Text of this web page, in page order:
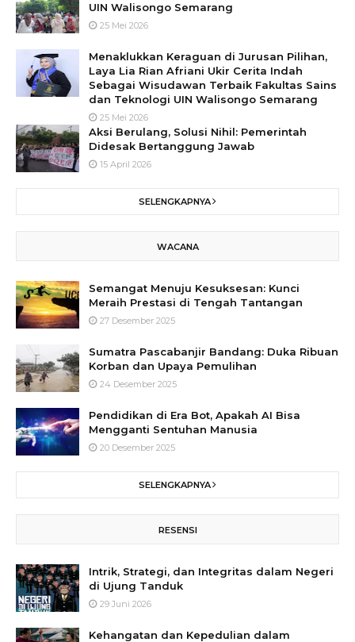
UIN Walisongo Semarang
25 Mei 2026
Menaklukkan Keraguan di Jurusan Pilihan,
Laya Lia Rian Afriani Ukir Cerita Indah
Sebagai Wisudawan Terbaik Fakultas Sains
dan Teknologi UIN Walisongo Semarang
25 Mei 2026
Aksi Berulang, Solusi Nihil: Pemerintah
Didesak Bertanggung Jawab
15 April 2026
SELENGKAPNYA
WACANA
Semangat Menuju Kesuksesan: Kunci
Meraih Prestasi di Tengah Tantangan
27 Desember 2025
Sumatra Pascabanjir Bandang: Duka Ribuan
Korban dan Upaya Pemulihan
24 Desember 2025
Pendidikan di Era Bot, Apakah AI Bisa
Mengganti Sentuhan Manusia
20 Desember 2025
SELENGKAPNYA
RESENSI
Intrik, Strategi, dan Integritas dalam Negeri
di Ujung Tanduk
29 Juni 2026
Kehangatan dan Kepedulian dalam